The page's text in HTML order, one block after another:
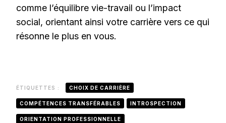
comme l’équilibre vie-travail ou l’impact
social, orientant ainsi votre carrière vers ce qui
résonne le plus en vous.
ÉTIQUETTES : CHOIX DE CARRIÈRE
COMPÉTENCES TRANSFÉRABLES INTROSPECTION
ORIENTATION PROFESSIONNELLE